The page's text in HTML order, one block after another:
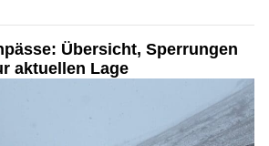
Übersicht, Sperrungen
aktuellen Lage